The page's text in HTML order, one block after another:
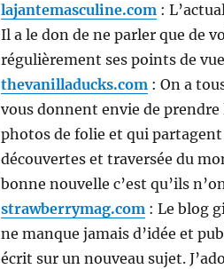
lajantemasculine.com:
Il a le don de ne parler que de
régulièrement ses points de
thevanilladucks.com: On a
vous donnent envie de prendre
photos de folie et qui
découvertes et traversée du
bonne nouvelle c’est qu’ils
strawberrymag.com: Le blog
ne manque jamais d’idée et
écrit sur un nouveau sujet.